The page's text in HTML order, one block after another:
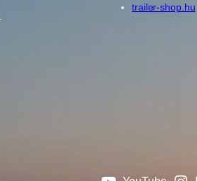
trailer-shop.hu